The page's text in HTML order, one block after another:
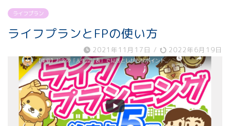
ライフプラン
ライフプランとFPの使い方
2021年11月17日 / 2022年6月19日